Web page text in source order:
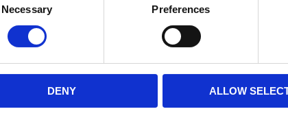
Necessary Preferences
DENY ALLOW
ett omdöme.